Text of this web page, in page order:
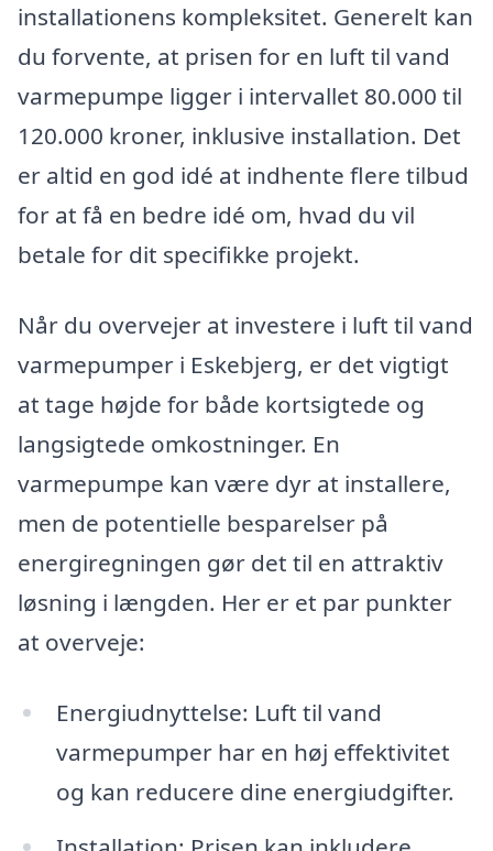
installationens kompleksitet. Generelt kan
du forvente, at prisen for en luft til vand
varmepumpe ligger i intervallet 80.000 til
120.000 kroner, inklusive installation. Det
er altid en god idé at indhente flere tilbud
for at få en bedre idé om, hvad du vil
betale for dit specifikke projekt.
Når du overvejer at investere i luft til vand
varmepumper i Eskebjerg, er det vigtigt
at tage højde for både kortsigtede og
langsigtede omkostninger. En
varmepumpe kan være dyr at installere,
men de potentielle besparelser på
energiregningen gør det til en attraktiv
løsning i længden. Her er et par punkter
at overveje:
Energiudnyttelse: Luft til vand
varmepumper har en høj effektivitet
og kan reducere dine energiudgifter.